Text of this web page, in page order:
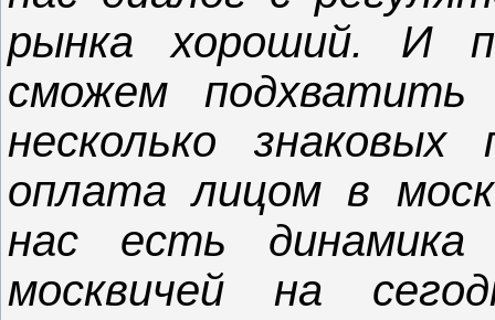
рынка хороший. И
сможем
несколько
оплата лицом в
нас есть
москвичей на